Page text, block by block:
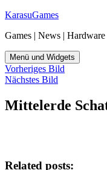
Zum
springen
KarasuGames
Games | News | Hardware
Menü und Widgets
Vorheriges Bild
Nächstes Bild
Mittelerde
Related posts: